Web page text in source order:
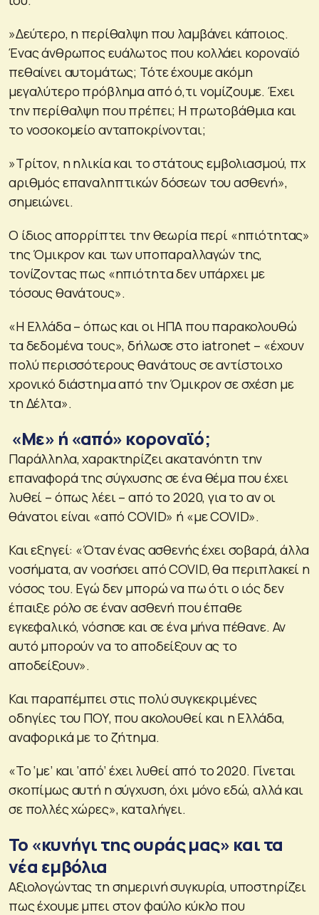
»Δεύτερο, η περίθαλψη που λαμβάνει κάποιος.
Ένας άνθρωπος ευάλωτος που κολλάει κοροναϊό
πεθαίνει αυτομάτως; Τότε έχουμε ακόμη
μεγαλύτερο πρόβλημα από ό,τι νομίζουμε. Έχει
την περίθαλψη που πρέπει; Η πρωτοβάθμια και
το νοσοκομείο ανταποκρίνονται;
»Τρίτον, η ηλικία και το στάτους εμβολιασμού, πχ
αριθμός επαναληπτικών δόσεων του ασθενή»,
σημειώνει.
Ο ίδιος απορρίπτει την θεωρία περί «ηπιότητας»
της Όμικρον και των υποπαραλλαγών της,
τονίζοντας πως «ηπιότητα δεν υπάρχει με
τόσους θανάτους».
«Η Ελλάδα – όπως και οι ΗΠΑ που παρακολουθώ
τα δεδομένα τους», δήλωσε στο iatronet – «έχουν
πολύ περισσότερους θανάτους σε αντίστοιχο
χρονικό διάστημα από την Όμικρον σε σχέση με
τη Δέλτα».
«Με» ή «από» κοροναϊό;
Παράλληλα, χαρακτηρίζει ακατανόητη την
επαναφορά της σύγχυσης σε ένα θέμα που έχει
λυθεί – όπως λέει – από το 2020, για το αν οι
θάνατοι είναι «από COVID» ή «με COVID».
Και εξηγεί: «Όταν ένας ασθενής έχει σοβαρά, άλλα
νοσήματα, αν νοσήσει από COVID, θα περιπλακεί η
νόσος του. Εγώ δεν μπορώ να πω ότι ο ιός δεν
έπαιξε ρόλο σε έναν ασθενή που έπαθε
εγκεφαλικό, νόσησε και σε ένα μήνα πέθανε. Αν
αυτό μπορούν να το αποδείξουν ας το
αποδείξουν».
Και παραπέμπει στις πολύ συγκεκριμένες
οδηγίες του ΠΟΥ, που ακολουθεί και η Ελλάδα,
αναφορικά με το ζήτημα.
«Το ‘με’ και ‘από’ έχει λυθεί από το 2020. Γίνεται
σκοπίμως αυτή η σύγχυση, όχι μόνο εδώ, αλλά και
σε πολλές χώρες», καταλήγει.
Το «κυνήγι της ουράς μας» και τα
νέα εμβόλια
Αξιολογώντας τη σημερινή συγκυρία, υποστηρίζει
πως έχουμε μπει στον φαύλο κύκλο που